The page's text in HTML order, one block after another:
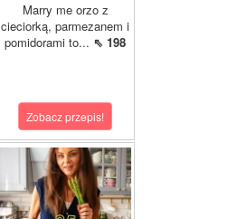
Marry me orzo z
cieciorką, parmezanem i
pomidorami to... ⇖ 198
Zobacz przepis!